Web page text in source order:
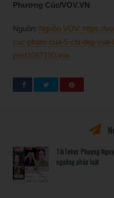
Phương Cúc/VOV.VN
Nguồn: Nguồn VOV: https://
cuc-pham-cua-5-chi-dep-
post1087190.vov
TikToker Phượng
ngưỡng pháp luật